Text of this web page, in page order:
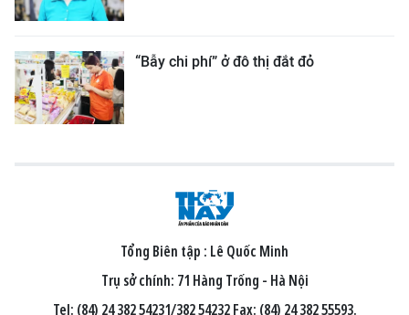
“Bẫy chi phí” ở đô thị đắt đỏ
Tổng Biên tập : Lê Quốc Minh
Trụ sở chính: 71 Hàng Trống - Hà Nội
Tel: (84) 24 382 54231/382 54232 Fax: (84) 24 382 55593.